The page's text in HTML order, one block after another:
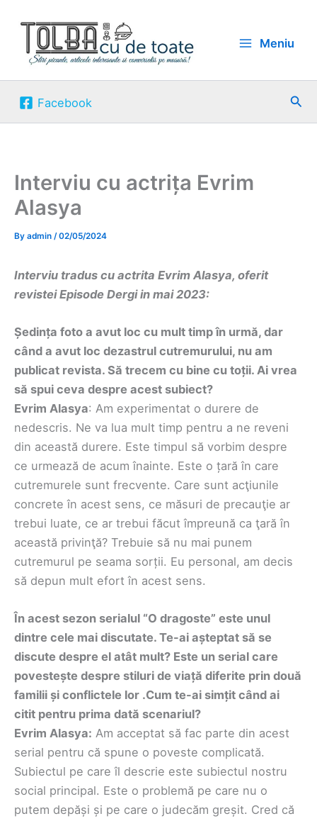
content
Meniu
Facebook
Interviu cu actrița Evrim
Alasya
By admin /02/05/2024
Interviu tradus cu actrita Evrim Alasya, oferit
revistei Episode Dergi in mai 2023:
Ședința foto a avut loc cu mult timp în urmă, dar
când a avut loc dezastrul cutremurului, nu am
publicat revista. Să trecem cu bine cu toții. Ai vrea
să spui ceva despre acest subiect?
Evrim Alasya: Am experimentat o durere de
nedescris. Ne va lua mult timp pentru a ne reveni
din această durere. Este timpul să vorbim despre
ce urmează de acum înainte. Este o țară în care
cutremurele sunt frecvente. Care sunt acţiunile
concrete în acest sens, ce măsuri de precauţie ar
trebui luate, ce ar trebui făcut împreună ca ţară în
această privinţă? Trebuie să nu mai punem
cutremurul pe seama sorții. Eu personal, am decis
să depun mult efort în acest sens.
În acest sezon serialul “O dragoste” este unul
dintre cele mai discutate. Te-ai așteptat să se
discute despre el atât mult? Este un serial care
povestește despre stiluri de viață diferite prin două
familii și conflictele lor .Cum te-ai simțit când ai
citit pentru prima dată scenariul?
Evrim Alasya: Am acceptat să fac parte din acest
serial pentru că spune o poveste complicată.
Subiectul pe care îl descrie este subiectul nostru
social principal. Este o problemă pe care nu o
putem depăși și pe care o judecăm greșit. Cred că